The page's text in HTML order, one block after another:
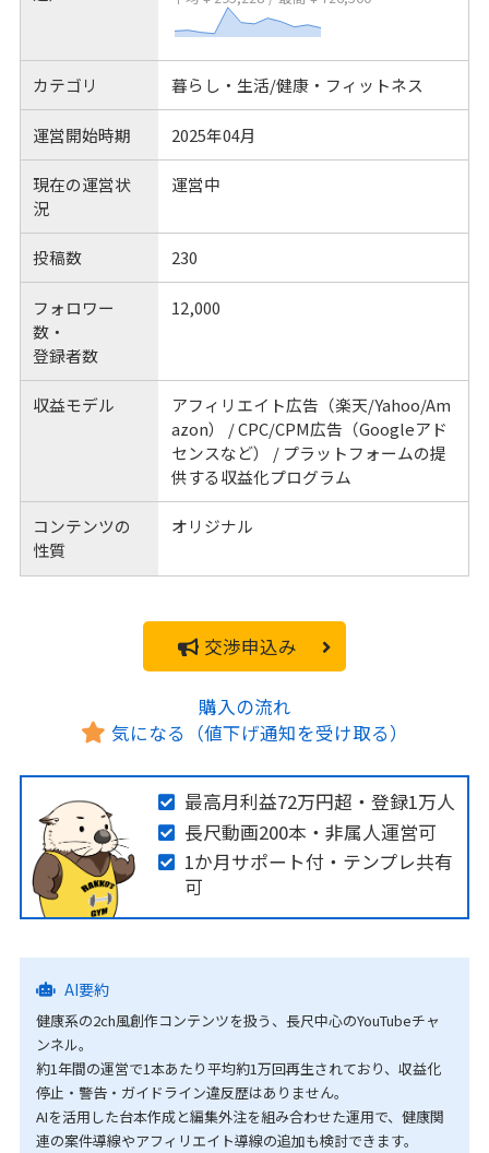
カテゴリ 暮らし・生活/健康・フィットネス
運営開始時期 2025年04月
現在の運営状
況
運営中
投稿数 230
フォロワー
数・
登録者数
12,000
収益モデル
アフィリエイト広告（楽天/Yahoo/Am
azon） / CPC/CPM広告（Googleアド
センスなど） / プラットフォームの提
供する収益化プログラム
コンテンツの
性質
オリジナル
交渉申込み
購入の流れ
気になる（値下げ通知を受け取る）
最高月利益72万円超・登録1万人
長尺動画200本・非属人運営可
1か月サポート付・テンプレ共有
可
AI要約
健康系の2ch風創作コンテンツを扱う、長尺中心のYouTubeチャ
ンネル。
約1年間の運営で1本あたり平均約1万回再生されており、収益化
停止・警告・ガイドライン違反歴はありません。
AIを活用した台本作成と編集外注を組み合わせた運用で、健康関
連の案件導線やアフィリエイト導線の追加も検討できます。